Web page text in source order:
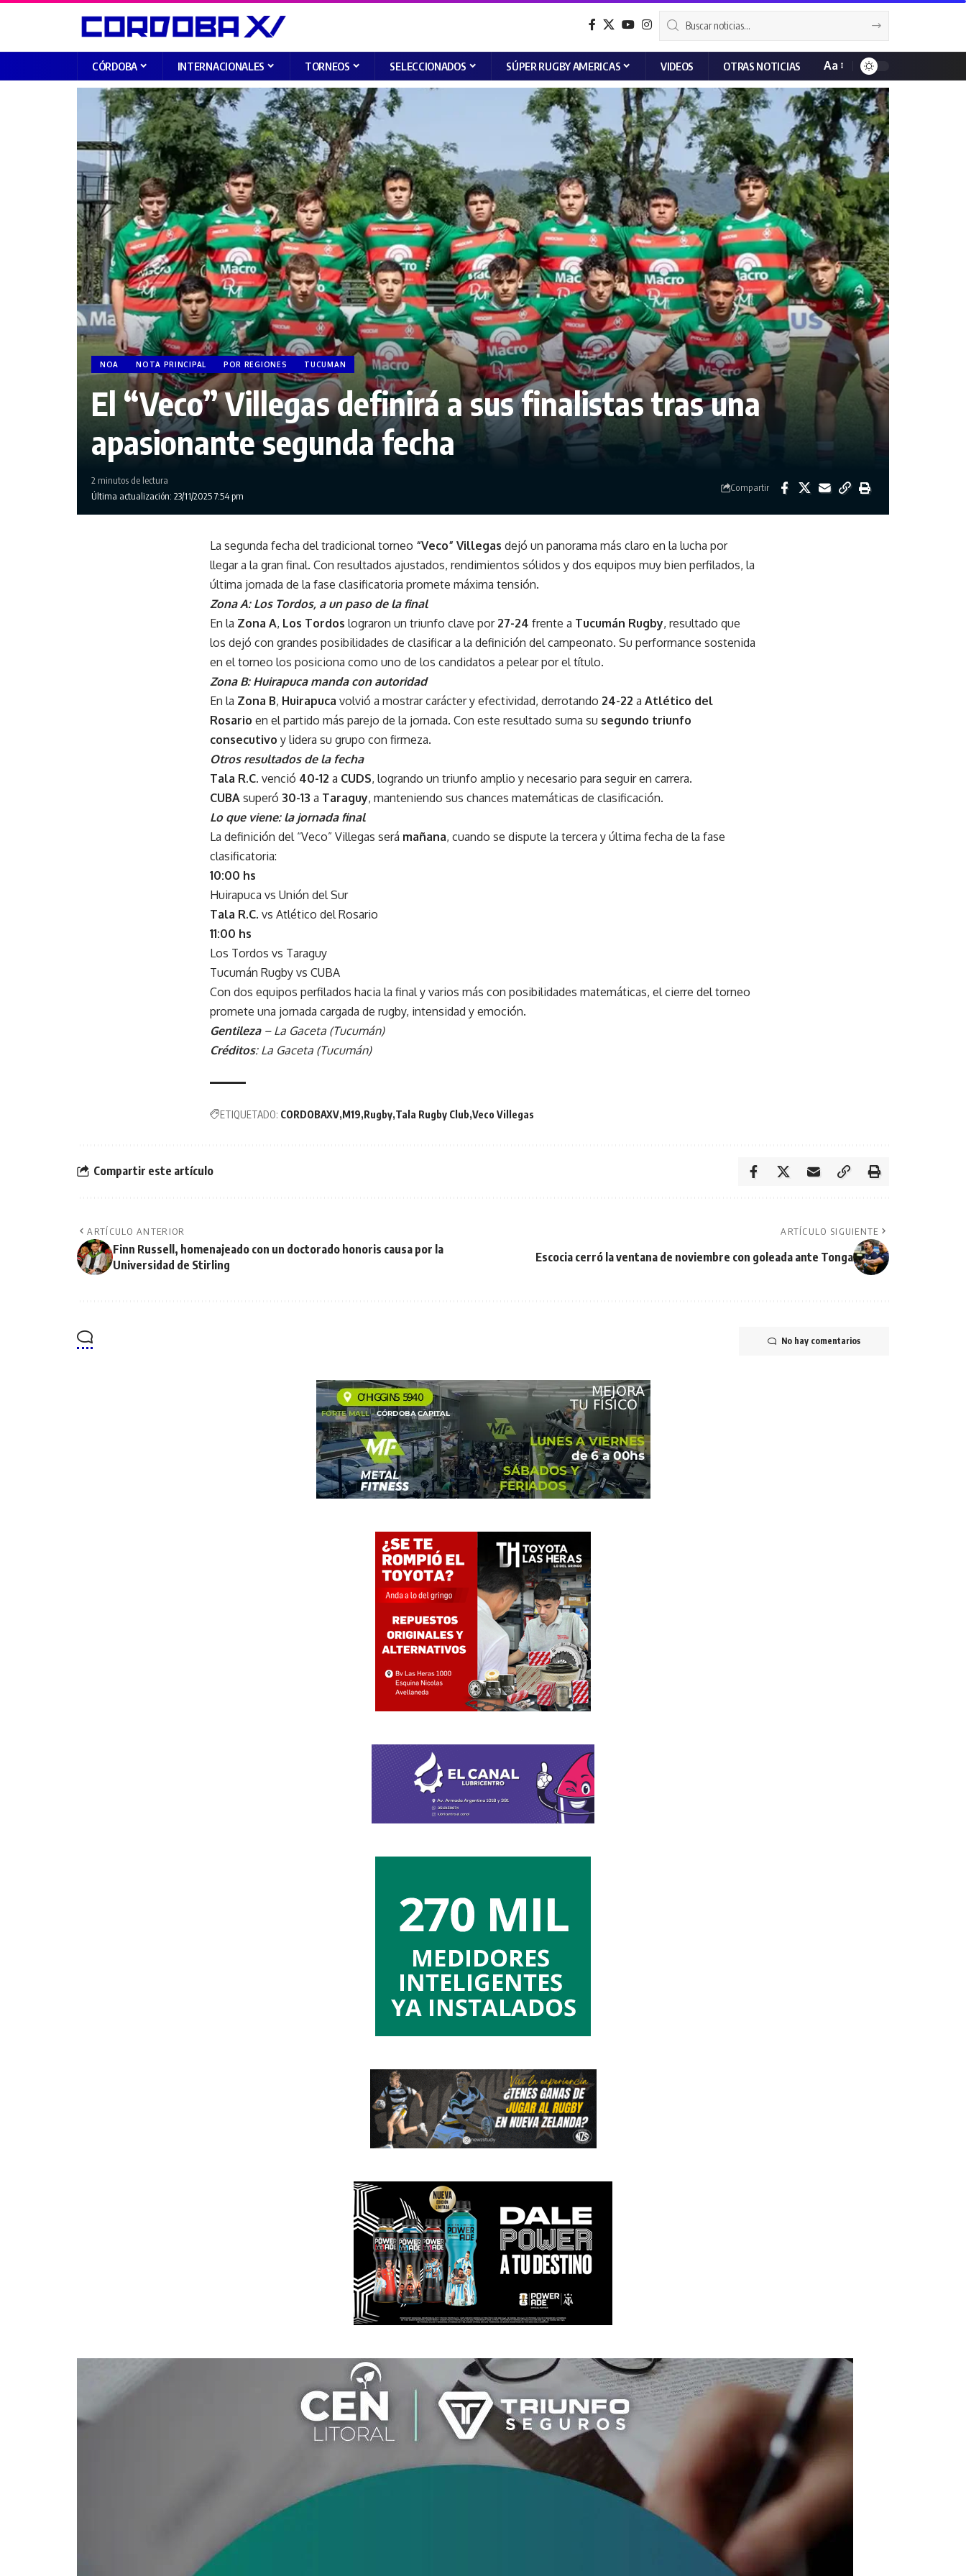
CÓRDOBA INTERNACIONALES TORNEOS SELECCIONADOS SÚPER RUGBY AMERICAS VIDEOS OTRAS NOTICIAS Aa
NOA NOTA PRINCIPAL POR REGIONES TUCUMAN
El “Veco” Villegas definirá a sus finalistas tras una
apasionante segunda fecha
Última actualización: 23/11/2025 7:54 pm
2 minutos de lectura
Compartir
La segunda fecha del tradicional torneo “Veco” Villegas dejó un panorama más claro en la lucha por
llegar a la gran final. Con resultados ajustados, rendimientos sólidos y dos equipos muy bien perfilados, la
última jornada de la fase clasificatoria promete máxima tensión.
Zona A: Los Tordos, a un paso de la final
En la Zona A, Los Tordos lograron un triunfo clave por 27-24 frente a Tucumán Rugby, resultado que
los dejó con grandes posibilidades de clasificar a la definición del campeonato. Su performance sostenida
en el torneo los posiciona como uno de los candidatos a pelear por el título.
Zona B: Huirapuca manda con autoridad
En la Zona B, Huirapuca volvió a mostrar carácter y efectividad, derrotando 24-22 a Atlético del
Rosario en el partido más parejo de la jornada. Con este resultado suma su segundo triunfo
consecutivo y lidera su grupo con firmeza.
Otros resultados de la fecha
Tala R.C. venció 40-12 a CUDS, logrando un triunfo amplio y necesario para seguir en carrera.
CUBA superó 30-13 a Taraguy, manteniendo sus chances matemáticas de clasificación.
Lo que viene: la jornada final
La definición del “Veco” Villegas será mañana, cuando se dispute la tercera y última fecha de la fase
clasificatoria:
10:00 hs
Huirapuca vs Unión del Sur
Tala R.C. vs Atlético del Rosario
11:00 hs
Los Tordos vs Taraguy
Tucumán Rugby vs CUBA
Con dos equipos perfilados hacia la final y varios más con posibilidades matemáticas, el cierre del torneo
promete una jornada cargada de rugby, intensidad y emoción.
Gentileza– La Gaceta (Tucumán)
Créditos: La Gaceta (Tucumán)
ETIQUETADO: CORDOBAXV M19 Rugby Tala Rugby Club Veco Villegas
Compartir este artículo
ARTÍCULO ANTERIOR
Finn Russell, homenajeado con un doctorado honoris causa por la
Universidad de Stirling
ARTÍCULO SIGUIENTE
Escocia cerró la ventana de noviembre con goleada ante Tonga
No hay comentarios